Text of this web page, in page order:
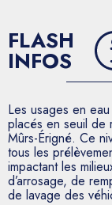
FLASH
INFOS
Les usages en
placés en seuil de
Mûrs-Érigné. Ce
tous les
impactant les
d’arrosage, de
de lavage des